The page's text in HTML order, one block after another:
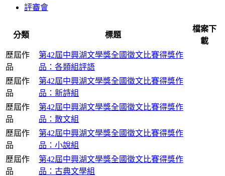
評審會
分類 標題
檔案下
載
歷屆作
品
第42屆中興湖文學獎全國徵文比賽得獎作
品：各類組評語
歷屆作
品
第42屆中興湖文學獎全國徵文比賽得獎作
品：新詩組
歷屆作
品
第42屆中興湖文學獎全國徵文比賽得獎作
品：散文組
歷屆作
品
第42屆中興湖文學獎全國徵文比賽得獎作
品：小說組
歷屆作
品
第42屆中興湖文學獎全國徵文比賽得獎作
品：古典文學組